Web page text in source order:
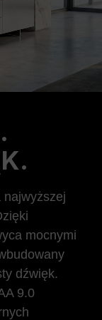
najwyższej
mocnymi
dźwięk.
9.0